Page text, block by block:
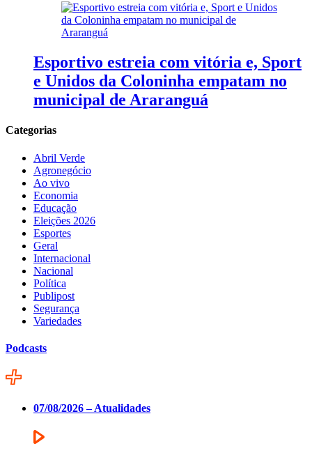
Esportivo estreia com vitória e, Sport
e Unidos da Coloninha empatam no
municipal de Araranguá
Categorias
Abril Verde
Agronegócio
Ao vivo
Economia
Educação
Eleições 2026
Esportes
Geral
Internacional
Nacional
Política
Publipost
Segurança
Variedades
Podcasts
07/08/2026 – Atualidades